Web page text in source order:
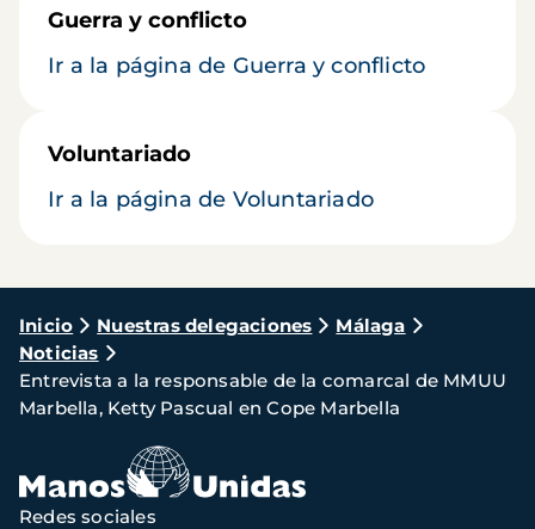
Guerra y conflicto
Ir a la página de Guerra y conflicto
Voluntariado
Ir a la página de Voluntariado
Ruta
de
navegación
Inicio Nuestras delegaciones
Málaga
Noticias
Entrevista a la responsable de la comarcal de MMUU
Marbella, Ketty Pascual en Cope Marbella
Redes sociales